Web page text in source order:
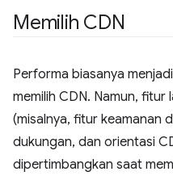
Memilih CDN
Performa biasanya
memilih CDN. Namun,
(misalnya, fitur keamanan
dukungan, dan orientasi
dipertimbangkan saat